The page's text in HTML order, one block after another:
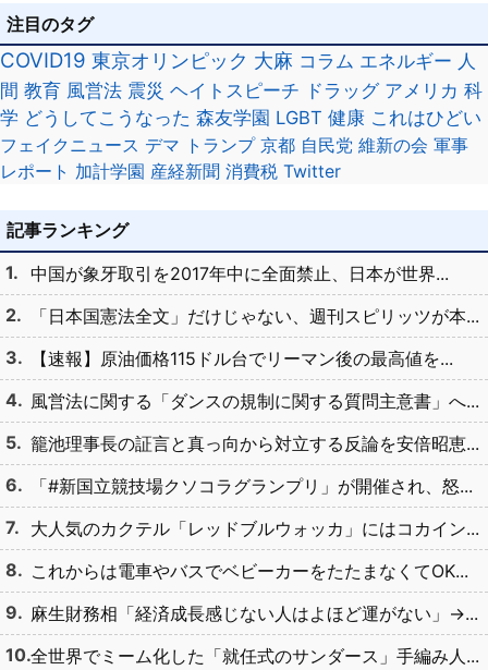
注目のタグ
COVID19 東京オリンピック 大麻 コラム エネルギー 人
間 教育 風営法 震災 ヘイトスピーチ ドラッグ アメリカ 科
学 どうしてこうなった 森友学園 LGBT 健康 これはひどい
フェイクニュース デマ トランプ 京都 自民党 維新の会 軍事
レポート 加計学園 産経新聞 消費税 Twitter
記事ランキング
中国が象牙取引を2017年中に全面禁止、日本が世界...
「日本国憲法全文」だけじゃない、週刊スピリッツが本...
【速報】原油価格115ドル台でリーマン後の最高値を...
風営法に関する「ダンスの規制に関する質問主意書」へ...
籠池理事長の証言と真っ向から対立する反論を安倍昭恵...
「#新国立競技場クソコラグランプリ」が開催され、怒...
大人気のカクテル「レッドブルウォッカ」にはコカイン...
これからは電車やバスでベビーカーをたたまなくてOK...
麻生財務相「経済成長感じない人はよほど運がない」→...
全世界でミーム化した「就任式のサンダース」手編み人...